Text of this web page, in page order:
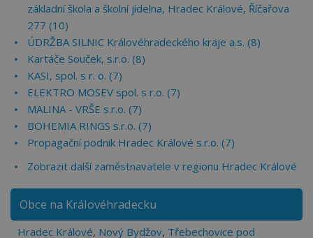
základní škola a školní jídelna, Hradec Králové, Říčařova
277 (10)
ÚDRŽBA SILNIC Královéhradeckého kraje a.s. (8)
Kartáče Souček, s.r.o. (8)
KASI, spol. s r. o. (7)
ELEKTRO MOSEV spol. s r.o. (7)
MALINA - VRŠE s.r.o. (7)
BOHEMIA RINGS s.r.o. (7)
Propagační podnik Hradec Králové s.r.o. (7)
Zobrazit další zaměstnavatele v regionu Hradec Králové
Obce na Královéhradecku
Hradec Králové, Nový Bydžov, Třebechovice pod